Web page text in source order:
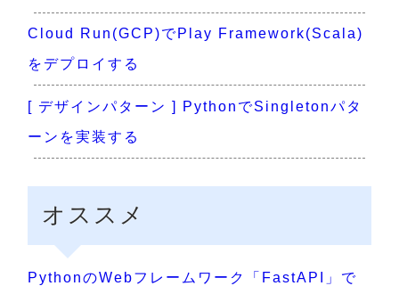
Cloud Run(GCP)でPlay Framework(Scala)
をデプロイする
[ デザインパターン ] PythonでSingletonパタ
ーンを実装する
オススメ
PythonのWebフレームワーク「FastAPI」で